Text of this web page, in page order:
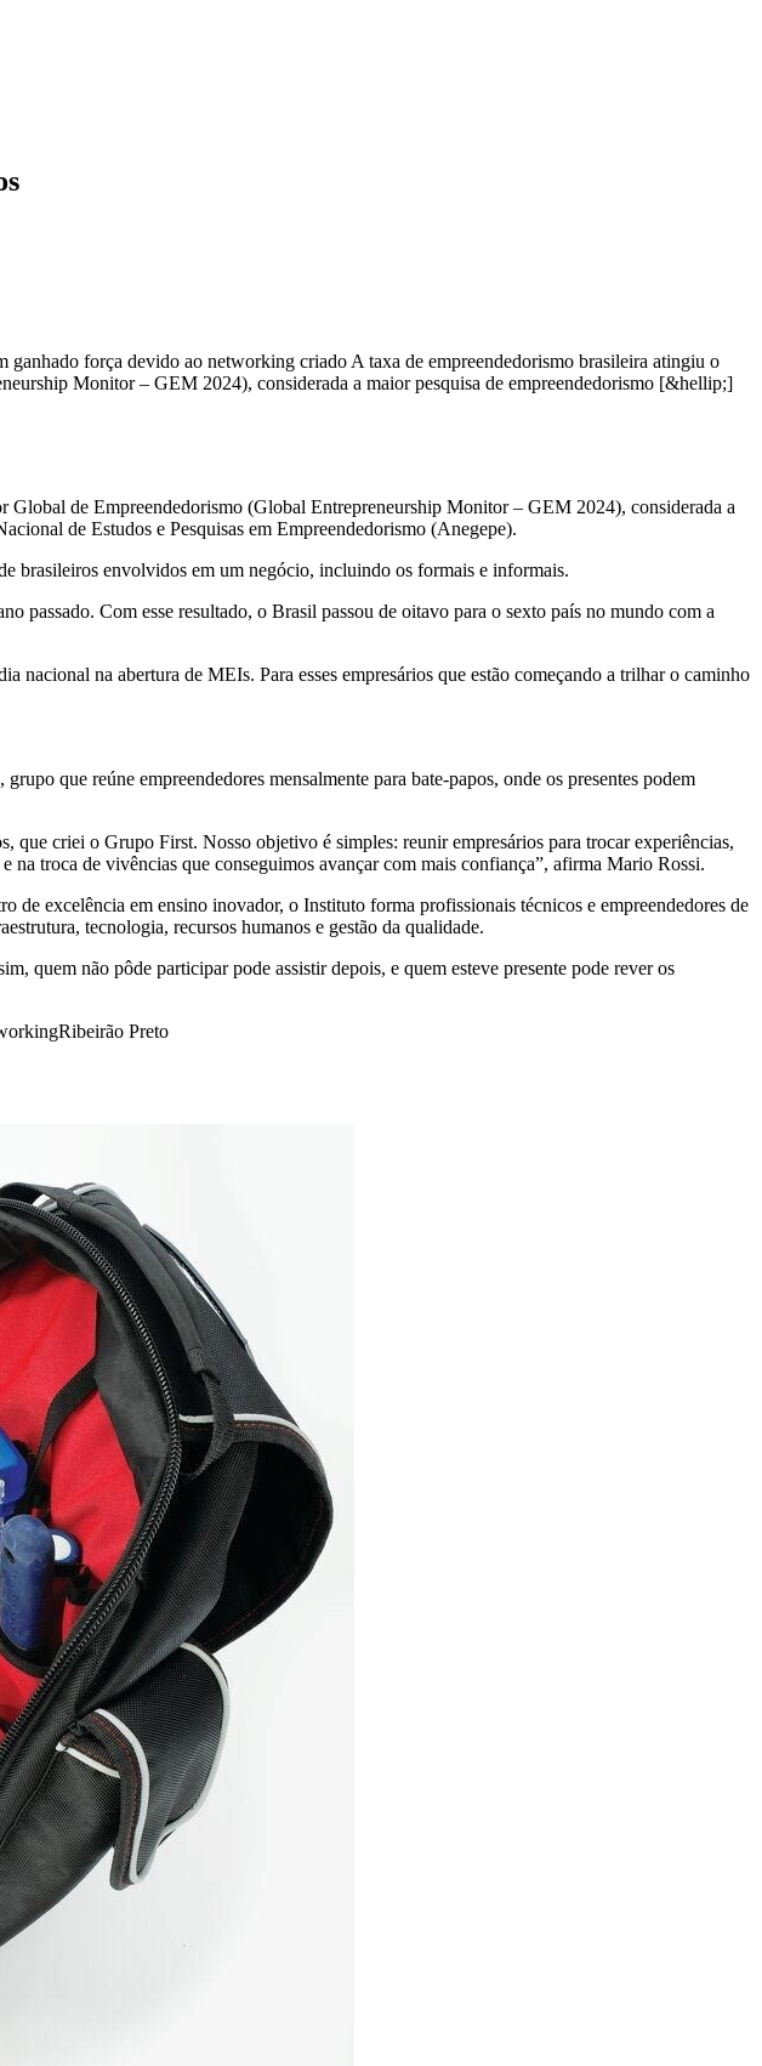
força devido ao networking criado A taxa de empreendedorismo brasileira atingiu o
Monitor – GEM 2024), considerada a maior pesquisa de empreendedorismo [&hellip;]
de Empreendedorismo (Global Entrepreneurship Monitor – GEM 2024), considerada a
de Estudos e Pesquisas em Empreendedorismo (Anegepe).
brasileiros envolvidos em um negócio, incluindo os formais e informais.
passado. Com esse resultado, o Brasil passou de oitavo para o sexto país no mundo com a
nacional na abertura de MEIs. Para esses empresários que estão começando a trilhar o caminho
que reúne empreendedores mensalmente para bate-papos, onde os presentes podem
que criei o Grupo First. Nosso objetivo é simples: reunir empresários para trocar experiências,
na troca de vivências que conseguimos avançar com mais confiança”, afirma Mario Rossi.
excelência em ensino inovador, o Instituto forma profissionais técnicos e empreendedores de
tecnologia, recursos humanos e gestão da qualidade.
quem não pôde participar pode assistir depois, e quem esteve presente pode rever os
Ribeirão Preto